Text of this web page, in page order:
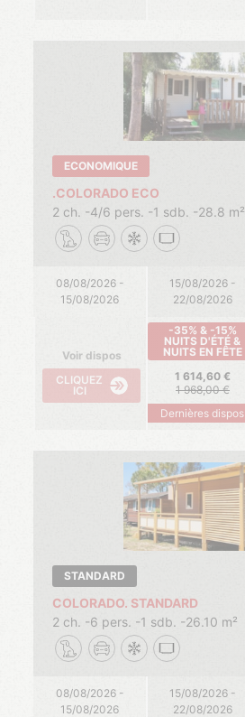
ECONOMIQUE
.COLORADO ECO
2 ch.
4/6 pers. 1 sdb. 28.8 m²
08/08/2026 -
15/08/2026
15/08/2026 -
22/08/2026
Voir dispos
CLIQUEZ
ICI
-35% & -15%
NUITS D'ÉTÉ &
NUITS EN FÊTE
1 614,60
1 968,00
Dernières dispos
STANDARD
COLORADO. STANDARD
2 ch.
6 pers. 1 sdb. 26.10 m²
08/08/2026 -
15/08/2026
15/08/2026 -
22/08/2026